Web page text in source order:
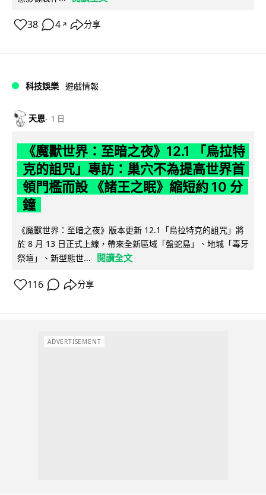
38 4 ↗ 分享
科技娛樂 遊戲情報
天恩 1 日
《魔獸世界：至暗之夜》12.1 「烏拉特
克的詛咒」專訪：巢穴不為提高世界首
領門檻而設 《諸王之眠》縮短約 10 分
鐘
《魔獸世界：至暗之夜》版本更新 12.1「烏拉特克的詛咒」將
於 8 月 13 日正式上線，帶來全新區域「盤蛇島」、地城「毒牙
祭壇」、新型態世...
閱讀全文
116 分享
ADVERTISEMENT